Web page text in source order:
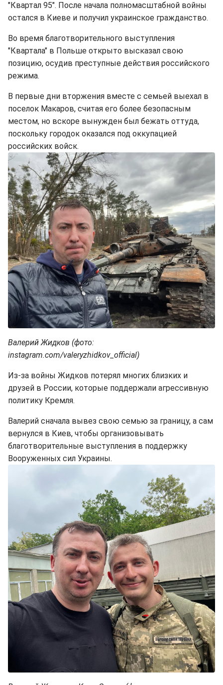
"Квартал 95". После начала полномасштабной войны
остался в Киеве и получил украинское гражданство.
Во время благотворительного выступления
"Квартала" в Польше открыто высказал свою
позицию, осудив преступные действия российского
режима.
В первые дни вторжения вместе с семьей выехал в
поселок Макаров, считая его более безопасным
местом, но вскоре вынужден был бежать оттуда,
поскольку городок оказался под оккупацией
российских войск.
Валерий Жидков (фото:
instagram.com/valeryzhidkov_official)
Из-за войны Жидков потерял многих близких и
друзей в России, которые поддержали агрессивную
политику Кремля.
Валерий сначала вывез свою семью за границу, а сам
вернулся в Киев, чтобы организовывать
благотворительные выступления в поддержку
Вооруженных сил Украины.